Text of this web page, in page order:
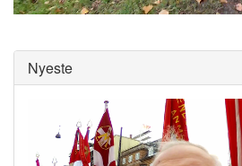
0
seconds
Nyeste